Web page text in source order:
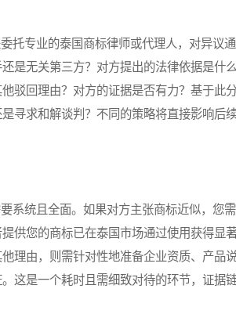
专业的泰国商标律师或代理人，对异议
是无关第三方？对方提出的法律依据是什
驳回理由？对方的证据是否有力？基于此
寻求和解谈判？不同的策略将直接影响后
统且全面。如果对方主张商标近似，您
供您的商标已在泰国市场通过使用获得显
理由，则需针对性地准备企业资质、产品
这是一个耗时且需细致对待的环节，证据